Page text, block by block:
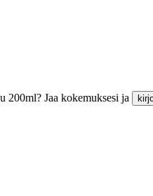
200ml? Jaa kokemuksesi ja